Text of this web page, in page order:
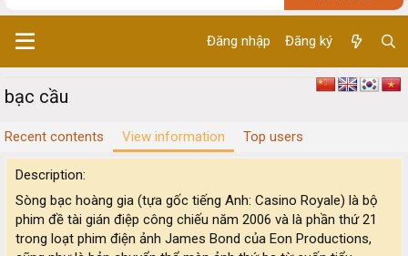
Đăng nhập Đăng ký
bạc cầu
Recent contents View information Top users
Description
Sòng bạc hoàng gia (tựa gốc tiếng Anh: Casino Royale) là bộ
phim đề tài gián điệp công chiếu năm 2006 và là phần thứ 21
trong loạt phim điện ảnh James Bond của Eon Productions,